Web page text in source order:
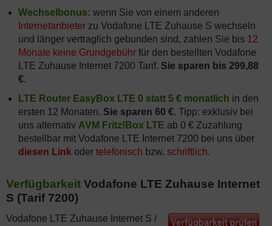
Wechselbonus: wenn Sie von einem anderen
Internetanbieter zu Vodafone LTE Zuhause S wechseln
und länger vertraglich gebunden sind, zahlen Sie bis 12
Monate keine Grundgebühr für den bestellten Vodafone
LTE Zuhause Internet 7200 Tarif. Sie sparen bis 299,88
€.
LTE Router EasyBox LTE 0 statt 5 € monatlich in den
ersten 12 Monaten. Sie sparen 60 €. Tipp: exklusiv bei
uns alternativ AVM Fritz!Box LTE ab 0 € Zuzahlung
bestellbar mit Vodafone LTE Internet 7200 bei uns über
diesen Link oder telefonisch bzw. schriftlich.
Verfügbarkeit Vodafone LTE Zuhause Internet
S (Tarif 7200)
Vodafone LTE Zuhause Internet S /